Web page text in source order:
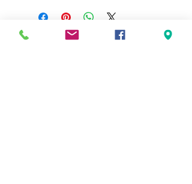
避免有缺貨的情形發生，謝謝。
FOLLOW US